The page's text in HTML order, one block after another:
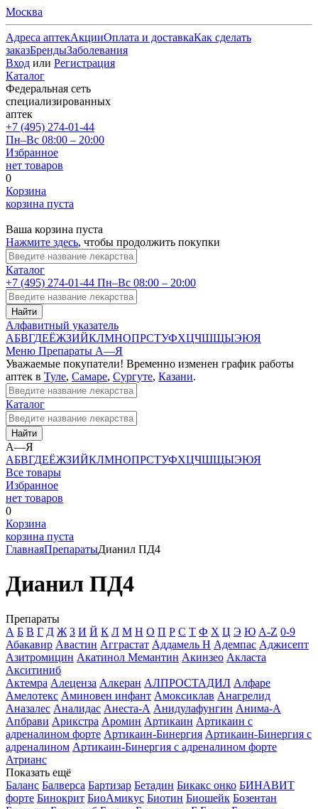
Москва
Адреса аптекАкцииОплата и доставкаКак сделать
заказБрендыЗаболевания
Вход или Регистрация
Каталог
Федеральная сеть
специализированных
аптек
+7 (495) 274-01-44
Пн–Вс 08:00 – 20:00
Избранное
нет товаров
0
Корзина
корзина пуста
Ваша корзина пуста
Нажмите здесь, чтобы продолжить покупки
Каталог
+7 (495) 274-01-44 Пн–Вс 08:00 – 20:00
Найти
Алфавитный указатель
АБВГДЕЁЖЗИЙКЛМНОПРСТУФХЦЧШЩЫЭЮЯ
Меню Препараты А—Я
Уважаемые покупатели! Временно изменен график работы
аптек в Туле, Самаре, Сургуте, Казани.
Каталог
Найти
А—Я
АБВГДЕЁЖЗИЙКЛМНОПРСТУФХЦЧШЩЫЭЮЯ
Все товары
Избранное
нет товаров
0
Корзина
корзина пуста
ГлавнаяПрепаратыДианил ПД4
Дианил ПД4
Препараты
А Б В Г Д Ж З И Й К Л М Н О П Р С Т Ф Х Ц Э Ю A-Z 0-9
Абакавир Авастин Агграстат Аддамель Н Адемпас Аджисепт
Азитромицин Акатинол Мемантин Акинзео Акласта
Акситиниб
Актемра Алеценза Алкеран АЛПРОСТАДИЛ Алфаре
Амелотекс Аминовен инфант Амоксиклав Анагрелид
Аназалес Аналидас Анеста-А Анидулафунгин Анима-А
Апбрави Арикстра Аромин Артикаин Артикаин с
адреналином форте Артикаин-Бинергия Артикаин-Бинергия с
адреналином Артикаин-Бинергия с адреналином форте
Атрианс
Показать ещё
Баланс Балверса Бартизар Бетадин Бикакс онко БИНАВИТ
форте Бинокрит БиоАмикус Биотин Биошейк Бозентан